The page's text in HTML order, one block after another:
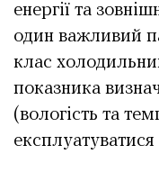
енергії та
один важливий
клас
показника
(вологість та